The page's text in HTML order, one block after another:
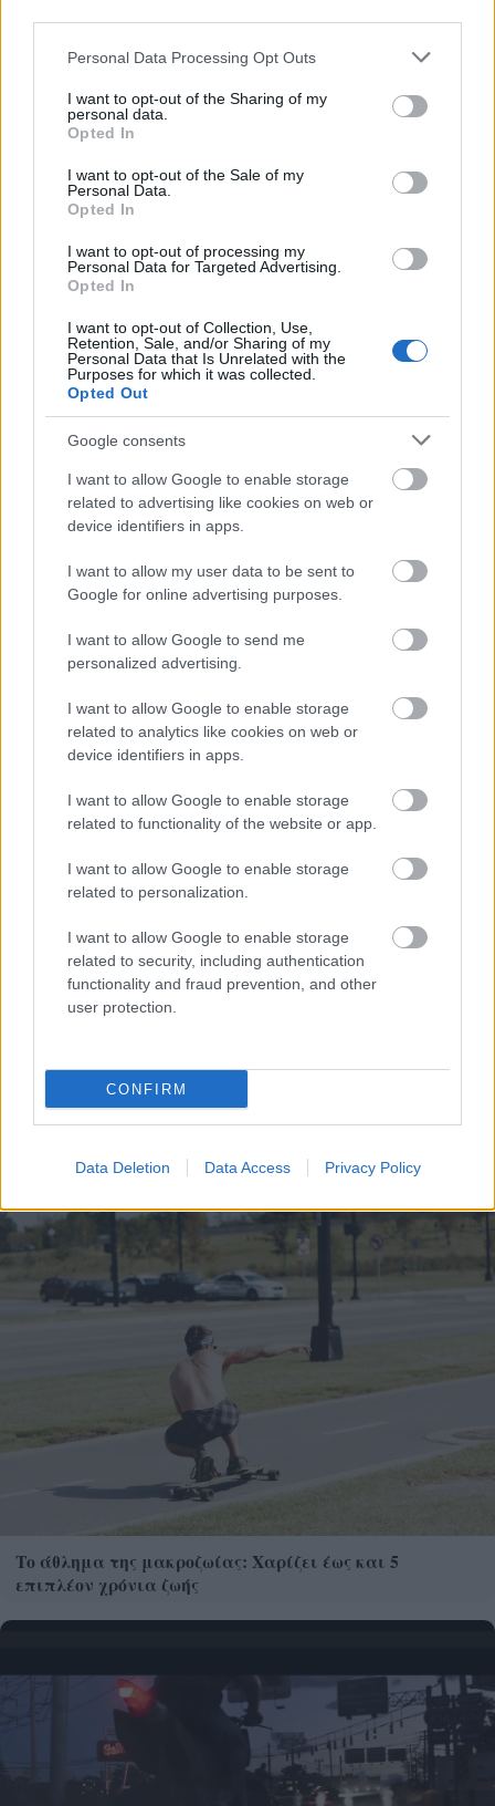
Please note that this website/app uses one or more Google
not limited to your visit or usage behaviour. You may click to
grant or deny consent to Google and its third-party tags to
use your data for below specified purposes in below Google
consent section.
Personal Data Processing Opt Outs
I want to opt-out of the Sharing of my
personal data.
Opted In
I want to opt-out of the Sale of my
Personal Data.
Opted In
I want to opt-out of processing my
Personal Data for Targeted Advertising.
Opted In
I want to opt-out of Collection, Use,
Retention, Sale, and/or Sharing of my
Personal Data that Is Unrelated with the
Purposes for which it was collected.
Opted Out
Google consents
I want to allow Google to enable storage
related to advertising like cookies on web or
device identifiers in apps.
I want to allow my user data to be sent to
Google for online advertising purposes.
I want to allow Google to send me
personalized advertising.
I want to allow Google to enable storage
related to analytics like cookies on web or
device identifiers in apps.
I want to allow Google to enable storage
related to functionality of the website or app.
I want to allow Google to enable storage
related to personalization.
I want to allow Google to enable storage
related to security, including authentication
functionality and fraud prevention, and other
user protection.
CONFIRM
Data Deletion Data Access Privacy Policy
Το 5ο Τουρνουά 3on3 στην Ακράτα – Παρών ο Γιώργος
Καραμέρος ΦΩΤΟ
Frozen yogurt ή παγωτό; Ποιο είναι τελικά πιο υγιεινό
Η Apple αποφασίζει ποιος μένει και ποιος φεύγει και
Το άθλημα της μακροζωίας: Χαρίζει έως και 5
επιπλέον χρόνια ζωής